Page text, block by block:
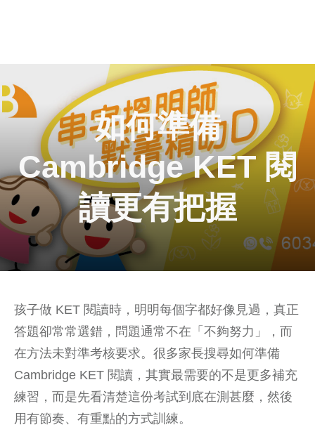
如何準備
Cambridge KET 閱
讀更有把握
孩子做 KET 閱讀時，明明每個字都好像見過，真正
答題卻常常選錯，問題通常不在「不夠努力」，而
在方法未對準考核要求。很多家長搜尋如何準備
Cambridge KET 閱讀，其實最需要的不是更多補充
練習，而是先看清楚這份考試到底在測甚麼，然後
用有節奏、有重點的方式訓練。